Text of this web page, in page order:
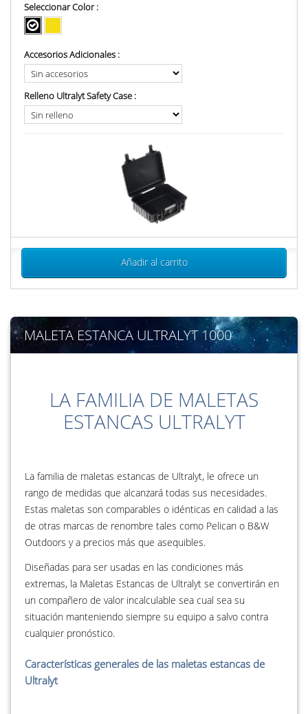
Seleccionar Color :
Accesorios Adicionales :
Relleno Ultralyt Safety Case :
Añadir al carrito
MALETA ESTANCA ULTRALYT 1000
LA FAMILIA DE MALETAS
ESTANCAS ULTRALYT
La familia de maletas estancas de Ultralyt, le ofrece un
rango de medidas que alcanzará todas sus necesidades.
Estas maletas son comparables o idénticas en calidad a las
de otras marcas de renombre tales como Pelican o B&W
Outdoors y a precios más que asequibles.
Diseñadas para ser usadas en las condiciones más
extremas, la Maletas Estancas de Ultralyt se convertirán en
un compañero de valor incalculable sea cual sea su
situación manteniendo siempre su equipo a salvo contra
cualquier pronóstico.
Características generales de las maletas estancas de
Ultralyt